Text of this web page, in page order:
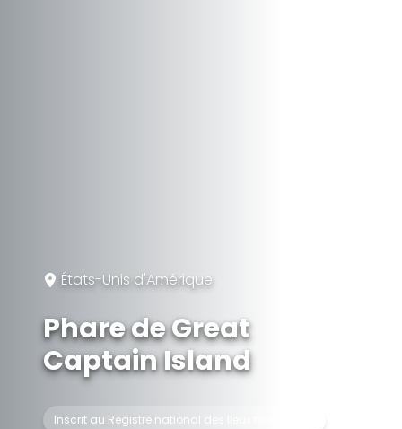
États-Unis d'Amérique
Phare de Great
Captain Island
Inscrit au Registre national des lieux historiques